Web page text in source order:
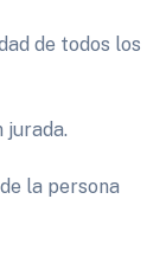
de todos los
jurada.
la persona